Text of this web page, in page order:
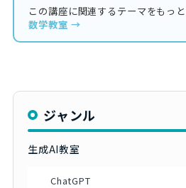
この講座に関連するテーマをもっ
数学教室 →
ジャンル
生成AI教室
ChatGPT